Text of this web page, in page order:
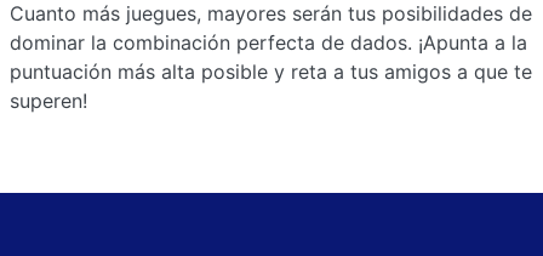
Cuanto más juegues, mayores serán tus posibilidades de
dominar la combinación perfecta de dados. ¡Apunta a la
puntuación más alta posible y reta a tus amigos a que te
superen!